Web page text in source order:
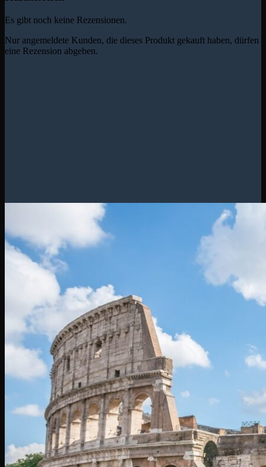
Es gibt noch keine Rezensionen.
Nur angemeldete Kunden, die dieses Produkt gekauft haben, dürfen
eine Rezension abgeben.